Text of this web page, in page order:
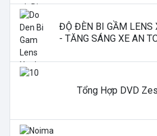
ĐỘ ĐÈN BI GẦM LENS
- TĂNG SÁNG XE AN
Tổng Hợp DVD